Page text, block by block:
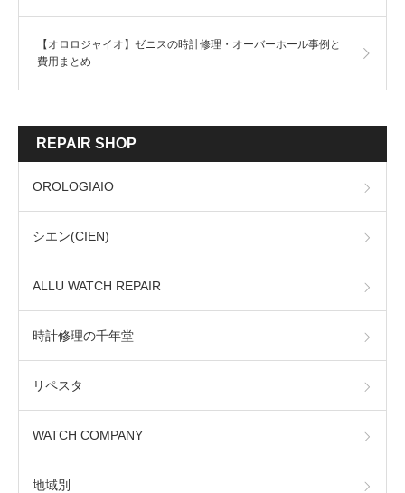
【オロロジャイオ】ゼニスの時計修理・オーバーホール事例と
費用まとめ
REPAIR SHOP
OROLOGIAIO
シエン(CIEN)
ALLU WATCH REPAIR
時計修理の千年堂
リペスタ
WATCH COMPANY
地域別